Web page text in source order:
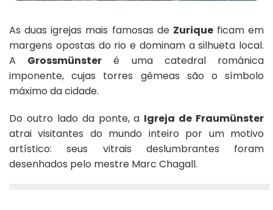
As duas igrejas mais famosas de Zuriqueficam em
margens opostas do rio e dominam a silhueta local.
A Grossmünster é uma catedral românica
imponente, cujas torres gêmeas são o símbolo
máximo da cidade.
Do outro lado da ponte, a Igreja de Fraumünster
atrai visitantes do mundo inteiro por um motivo
artístico: seus vitrais deslumbrantes foram
desenhados pelo mestre Marc Chagall.